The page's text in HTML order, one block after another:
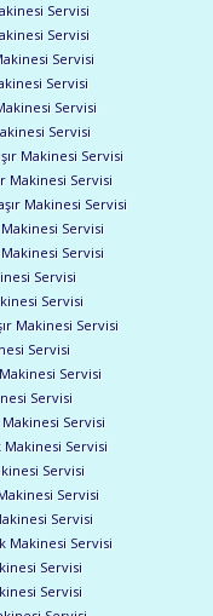
Servisi
Servisi
Servisi
Servisi
Servisi
Servisi
Makinesi Servisi
Makinesi Servisi
Makinesi Servisi
Servisi
Servisi
Servisi
Servisi
Makinesi Servisi
Servisi
Servisi
Servisi
Servisi
Makinesi Servisi
Servisi
Servisi
Servisi
Makinesi Servisi
Servisi
Servisi